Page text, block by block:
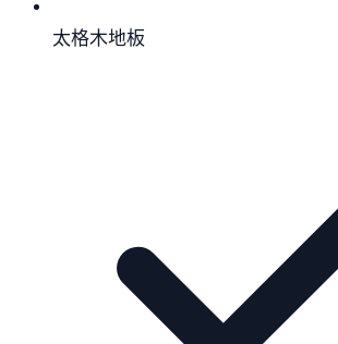
太格木地板